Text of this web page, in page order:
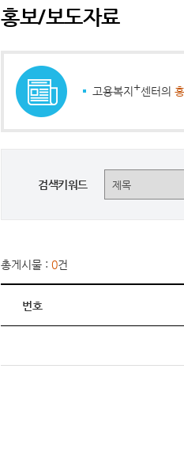
홍보/보도자료
고용복지 +센터의
검색키워드
총게시물 : 0건
번호